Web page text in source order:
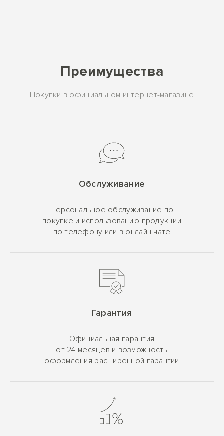
Преимущества
Покупки в официальном интернет-магазине
Обслуживание
Персональное обслуживание по
покупке и использованию продукции
по телефону или в онлайн чате
Гарантия
Официальная гарантия
от 24 месяцев и возможность
оформления расширенной гарантии